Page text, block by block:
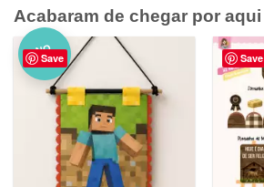
Acabaram de chegar por aqui
Save
NO
VO Save